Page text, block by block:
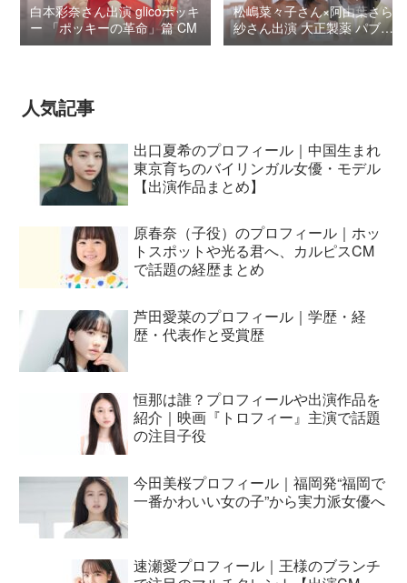
白本彩奈さん出演 glicoポッキ
ー 「ポッキーの革命」篇 CM
松嶋菜々子さん×阿由葉さら
紗さん出演 大正製薬 パブロ
ンSゴールドW『いましよう
人気記事
出口夏希のプロフィール｜中国生まれ
東京育ちのバイリンガル女優・モデル
【出演作品まとめ】
原春奈（子役）のプロフィール｜ホッ
トスポットや光る君へ、カルピスCM
で話題の経歴まとめ
芦田愛菜のプロフィール｜学歴・経
歴・代表作と受賞歴
恒那は誰？プロフィールや出演作品を
紹介｜映画『トロフィー』主演で話題
の注目子役
今田美桜プロフィール｜福岡発“福岡で
一番かわいい女の子”から実力派女優へ
速瀬愛プロフィール｜王様のブランチ